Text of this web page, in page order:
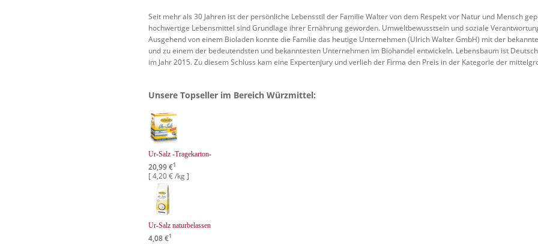
Seit mehr als 30 Jahren ist der persönliche Lebensstil der Familie Walter von dem Respekt vor Natur und Mensch
hochwertige Lebensmittel sind Grundlage ihrer Ernährung geworden. Umweltbewusstsein und soziale
Ausgehend von einem Bioladen konnte die Familie das heutige Unternehmen (Ulrich Walter GmbH) mit der
und zu einem der bedeutendsten und bekanntesten Unternehmen im Biohandel entwickeln. Lebensbaum ist
im Jahr 2015. Zu diesem Schluss kam eine Expertenjury und verlieh der Firma den Preis in der Kategorie der
Unsere Topseller im Bereich Würzmittel:
Ur-Salz -Tragekarton-
20,99 €1
[ 4,20 € /kg ]
Ur-Salz naturbelassen
4,08 €1